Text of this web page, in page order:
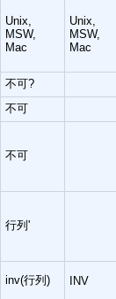
Unix,
MSW,
Mac
Unix,
MSW,
Mac
不可?
不可
不可
行列'
inv(行列) INV